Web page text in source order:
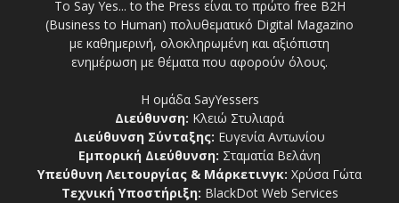
Το Say Yes... to the Press είναι το πρώτο free Β2Η
(Business to Human) πολυθεματικό Digital Magazino
με καθημερινή, ολοκληρωμένη και αξιόπιστη
ενημέρωση με θέματα που αφορούν όλους.
Η ομάδα SayYessers
Διεύθυνση: Κλειώ Στυλιαρά
Διεύθυνση Σύνταξης: Ευγενία Αντωνίου
Εμπορική Διεύθυνση: Σταματία Βελάνη
Υπεύθυνη Λειτουργίας & Μάρκετινγκ: Χρύσα Γώτα
Τεχνική Υποστήριξη: BlackDot Web Services